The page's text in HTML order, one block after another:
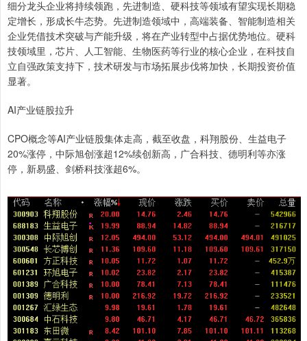
细分龙头企业将持续领跑，先进制造、硬科技等领域有望实现长期稳
定增长，形成长牛态势。先进制造领域中，高端装备、智能制造相关
企业凭借技术突破与产能升级，将在产业转型中占据优势地位。硬科
技领域里，芯片、人工智能、生物医药等行业的核心企业，在科技自
立自强政策支持下，技术研发与市场拓展步伐将加快，长期投资价值
显著。
AI产业链股拉升
CPO概念等AI产业链股集体走高，截至收盘，科翔股份、生益电子
20%涨停，中际旭创涨超12%续创新高，广合科技、德明利等亦涨
停，新易盛、剑桥科技涨超6%。